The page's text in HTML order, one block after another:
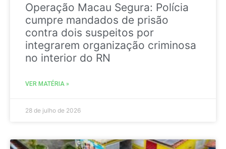
Operação Macau Segura: Polícia
cumpre mandados de prisão
contra dois suspeitos por
integrarem organização criminosa
no interior do RN
VER MATÉRIA »
28 de julho de 2026